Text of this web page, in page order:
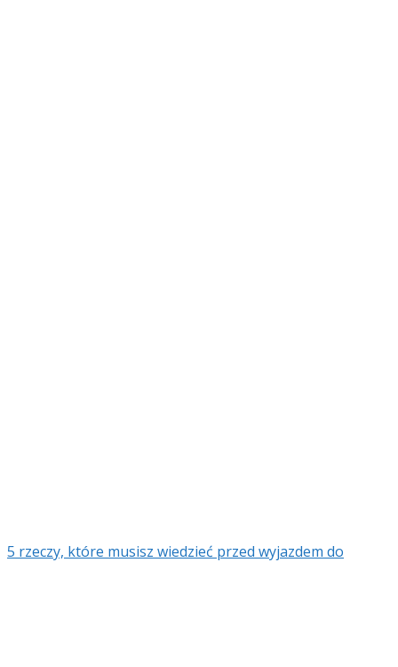
5 rzeczy, które musisz wiedzieć przed wyjazdem do